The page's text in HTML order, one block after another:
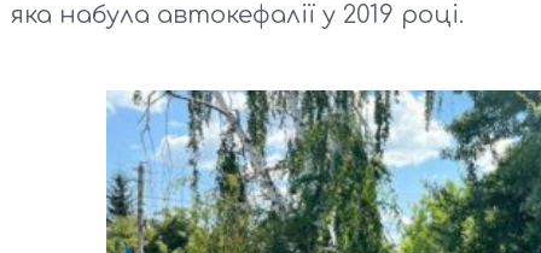
яка набула автокефалії у 2019 році.